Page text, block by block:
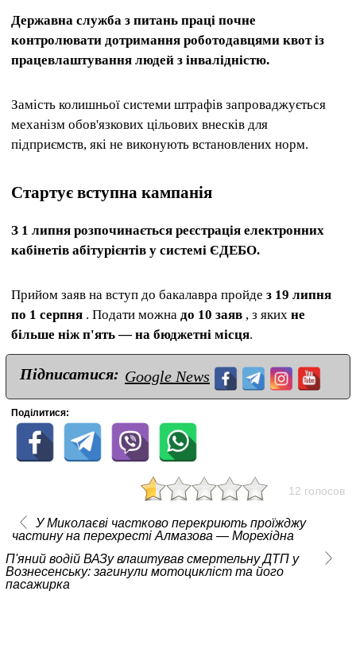
Державна служба з питань праці почне
контролювати дотримання роботодавцями квот із
працевлаштування людей з інвалідністю.
Замість колишньої системи штрафів запроваджується
механізм обов'язкових цільових внесків для
підприємств, які не виконують встановлених норм.
Стартує вступна кампанія
З 1 липня розпочинається реєстрація електронних
кабінетів абітурієнтів у системі ЄДЕБО.
Прийом заяв на вступ до бакалавра пройде з 19 липня
по 1 серпня . Подати можна до 10 заяв , з яких не
більше ніж п'ять — на бюджетні місця.
Підписатися: Google News
Поділитися:
12 голосов
У Миколаєві частково перекриють проїжджу
частину на перехресті Алмазова — Морехідна
П'яний водій ВАЗу влаштував смертельну ДТП у
Вознесенську: загинули мотоцикліст та його
пасажирка